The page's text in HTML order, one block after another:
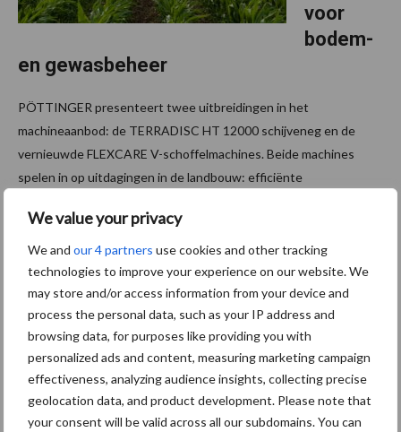
We value your privacy
We and our 4 partners use cookies and other tracking
technologies to improve your experience on our website. We
may store and/or access information from your device and
process the personal data, such as your IP address and
browsing data, for purposes like providing you with
personalized ads and content, measuring marketing campaign
effectiveness, analyzing audience insights, collecting precise
geolocation data, and product development. Please note that
your consent will be valid across all our subdomains. You can
voor
bodem-
en gewasbeheer
PÖTTINGER presenteert twee uitbreidingen in het
machineaanbod: de TERRADISC HT 12000 schijveneg en de
vernieuwde FLEXCARE V-schoffelmachines. Beide machines
spelen in op uitdagingen in de landbouw: efficiënte
Ongeve
er
100.000
hectare
verande
rt in
woestijn
13 augustus 2025